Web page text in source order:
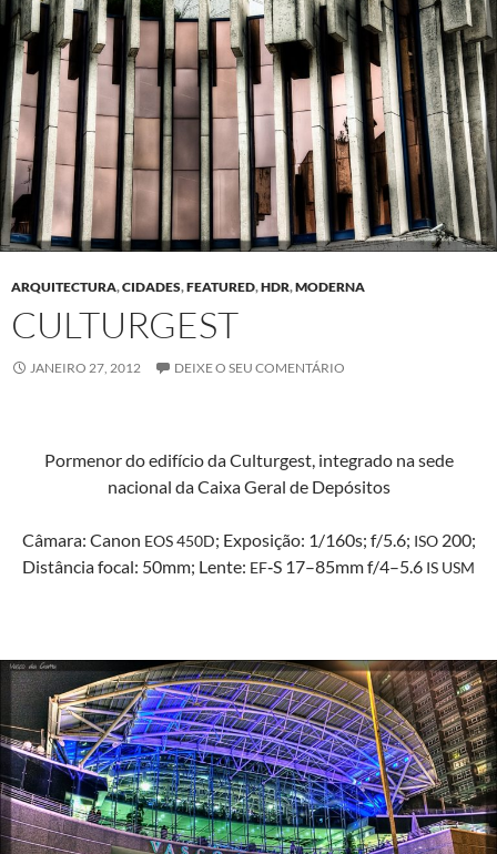
ARQUITECTURA,CIDADES,FEATURED,HDR,MODERNA
CULTURGEST
JANEIRO 27, 2012 DEIXE O SEU COMENTÁRIO
Por­menor do edifí­cio da Cul­turgest, inte­gra­do na sede
nacional da Caixa Ger­al de Depósitos
Câmara: Canon EOS 450D; Exposição: 1/160s; f/5.6; ISO200;
Dis­tân­cia focal: 50mm; Lente: EF‑S 17–85mm f/4–5.6 IS USM